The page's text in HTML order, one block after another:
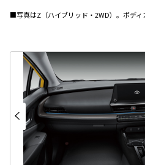
■写真はZ（ハイブリッド・2WD）。ボディ